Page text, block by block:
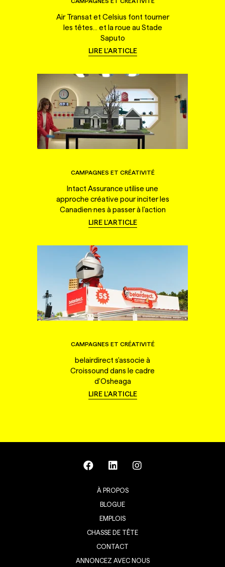
Air Transat et Celsius font tourner
les têtes... et la roue au Stade
Saputo
LIRE L'ARTICLE
CAMPAGNES ET CRÉATIVITÉ
Intact Assurance utilise une
approche créative pour inciter les
Canadien·nes à passer à l'action
LIRE L'ARTICLE
CAMPAGNES ET CRÉATIVITÉ
belairdirect s'associe à
Croissound dans le cadre
d'Osheaga
LIRE L'ARTICLE
À PROPOS
BLOGUE
EMPLOIS
CHASSE DE TÊTE
CONTACT
ANNONCEZ AVEC NOUS